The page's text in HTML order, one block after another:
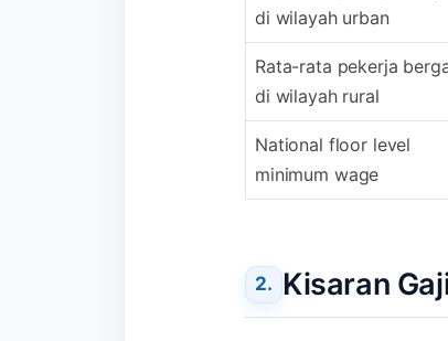
di wilayah urban
Rata-rata pekerja
di wilayah rural
National floor level
minimum wage
Kisaran